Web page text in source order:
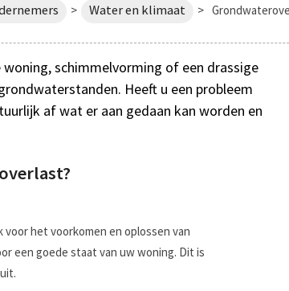
> Water en klimaat >
schimmelvorming of een drassige
Heeft u een probleem
af wat er aan gedaan kan worden en
het voorkomen en oplossen van
een goede staat van uw woning. Dit is